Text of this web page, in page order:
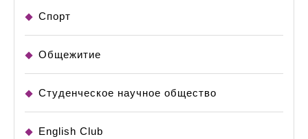
Спорт
Общежитие
Студенческое научное общество
English Club